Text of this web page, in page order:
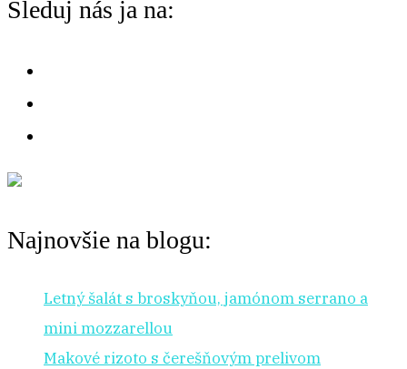
na:
Sleduj nás ja na:
Najnovšie na blogu:
Letný šalát s broskyňou, jamónom serrano a
mini mozzarellou
Makové rizoto s čerešňovým prelivom